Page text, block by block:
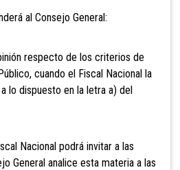
al Consejo General:
respecto de los criterios de
cuando el Fiscal Nacional la
lo dispuesto en la letra a) del
Nacional podrá invitar a las
General analice esta materia a las